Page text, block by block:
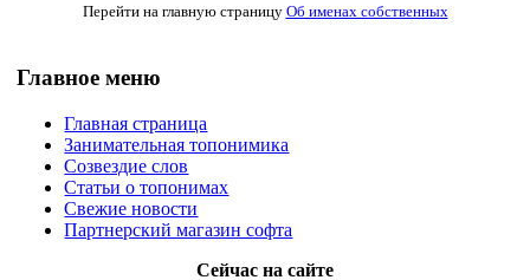
Перейти на главную страницу Об именах собственных
Главное меню
Главная страница
Занимательная топонимика
Созвездие слов
Статьи о топонимах
Свежие новости
Партнерский магазин софта
Сейчас на сайте